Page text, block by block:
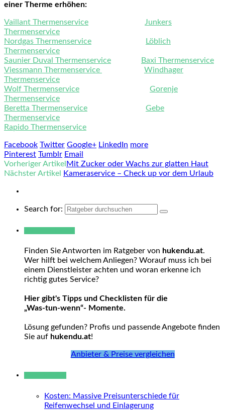
einer Therme erhöhen:
Vaillant Thermenservice
Junkers
Thermenservice
Nordgas Thermenservice
Löblich
Thermenservice
Saunier Duval Thermenservice
Baxi Thermenservice
Viessmann Thermenservice
Windhager
Thermenservice
Wolf Thermenservice
Gorenje
Thermenservice
Beretta Thermenservice
Gebe
Thermenservice
Rapido Thermenservice
Facebook Twitter Google+ LinkedIn more
Pinterest Tumblr Email
Vorheriger Artikel Mit Zucker oder Wachs zur glatten Haut
Nächster Artikel
Kameraservice – Check up vor dem Urlaub
Search for:
Finden Sie Antworten im Ratgeber von hukendu.at.
Wer hilft bei welchem Anliegen? Worauf muss ich bei
einem Dienstleister achten und woran erkenne ich
richtig gutes Service?
Hier gibt's Tipps und Checklisten für die
„Was-tun-wenn“- Momente.
Lösung gefunden? Profis und passende Angebote finden
Sie auf hukendu.at!
Anbieter & Preise vergleichen
Kosten: Massive Preisunterschiede für
Reifenwechsel und Einlagerung